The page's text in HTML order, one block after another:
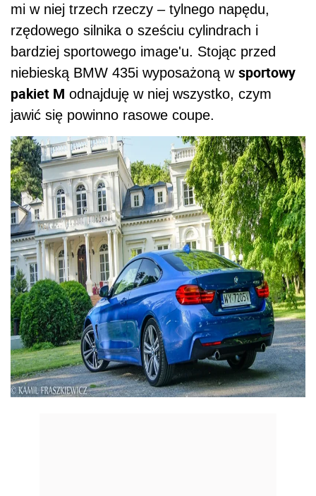
mi w niej trzech rzeczy – tylnego napędu,
rzędowego silnika o sześciu cylindrach i
bardziej sportowego image'u. Stojąc przed
niebieską BMW 435i wyposażoną w sportowy
pakiet M odnajduję w niej wszystko, czym
jawić się powinno rasowe coupe.